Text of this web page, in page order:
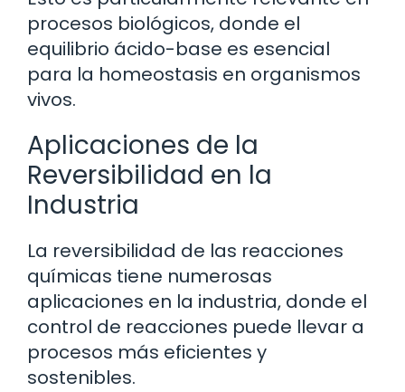
procesos biológicos, donde el
equilibrio ácido-base es esencial
para la homeostasis en organismos
vivos.
Aplicaciones de la
Reversibilidad en la
Industria
La reversibilidad de las reacciones
químicas tiene numerosas
aplicaciones en la industria, donde el
control de reacciones puede llevar a
procesos más eficientes y
sostenibles.